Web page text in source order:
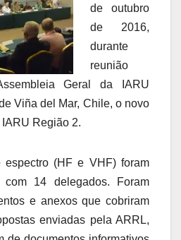
de outubro
de 2016,
durante
reunião
Geral da IARU
Viña del Mar, Chile, o novo
Região 2.
espectro (HF e VHF) foram
14 delegados. Foram
e anexos que cobriram
enviadas pela ARRL,